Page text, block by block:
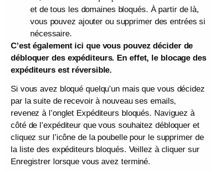
et de tous les domaines bloqués. À partir de là,
vous pouvez ajouter ou supprimer des entrées si
nécessaire.
C’est également ici que vous pouvez décider de
débloquer des expéditeurs. En effet, le blocage des
expéditeurs est réversible.
Si vous avez bloqué quelqu’un mais que vous décidez
par la suite de recevoir à nouveau ses emails,
revenez à l’onglet Expéditeurs bloqués. Naviguez à
côté de l’expéditeur que vous souhaitez débloquer et
cliquez sur l’icône de la poubelle pour le supprimer de
la liste des expéditeurs bloqués. Veillez à cliquer sur
Enregistrer lorsque vous avez terminé.